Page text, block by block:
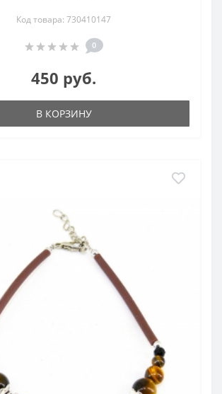
Код товара: 730410147
0
450 руб.
В КОРЗИНУ